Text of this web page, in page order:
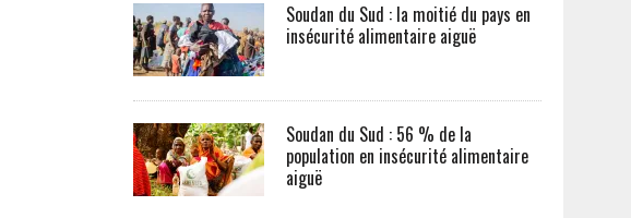
Soudan du Sud : la moitié du pays en
insécurité alimentaire aiguë
Soudan du Sud : 56 % de la
population en insécurité alimentaire
aiguë